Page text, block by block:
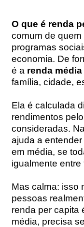
O que é renda
comum de
programas
economia. De
é a renda
família, cidade,
Ela é calculada
rendimentos
consideradas.
ajuda a
em média, se
igualmente entre
Mas calma: isso
pessoas
renda per capita
média, precisa